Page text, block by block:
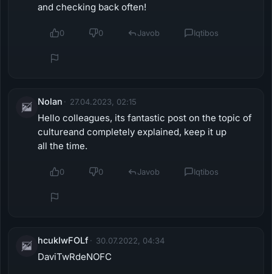
and checking back often!
0 0 Javob Iqtibos
Nolan 27.04.2023, 02:15
Hello colleagues, its fantastic post on the topic of
cultureand completely explained, keep it up
all the time.
0 0 Javob Iqtibos
hcukIwFOLf 30.07.2022, 04:34
DaviTwRdeNOFC